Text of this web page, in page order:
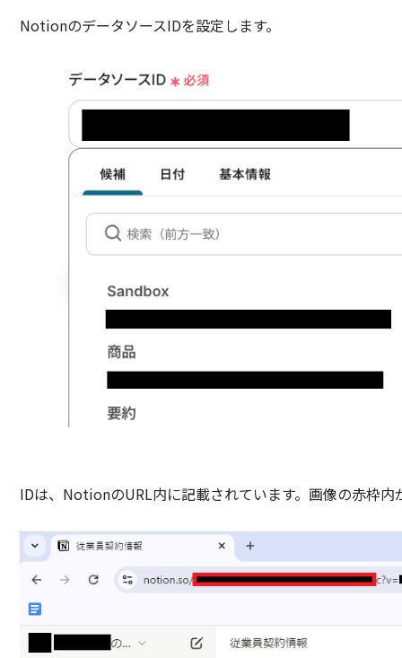
NotionのデータソースIDを設定します。
IDは、NotionのURL内に記載されています。画像の赤枠内